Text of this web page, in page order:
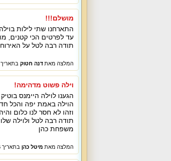
מושלם!!!
התארחנו שתי לילות
עד לפרטים הכי קטנים,
תודה רבה לטל על
המלצה מאתדנה חטוק בתאריך 28/06/2017
וילה פשוט מדהימה!
הגענו לוילה היימנס
הוילה באמת יפה והכל
וזהו לא חסר לנו כלום
תודה רבה לטל ולוילה
משפחת כהן
המלצה מאת מיטל כהן בתאריך 31/07/2016